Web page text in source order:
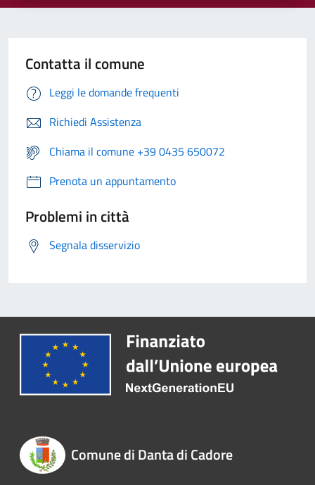
Contatta il comune
Leggi le domande frequenti
Richiedi Assistenza
Chiama il comune +39 0435 650072
Prenota un appuntamento
Problemi in città
Segnala disservizio
Comune di Danta di Cadore